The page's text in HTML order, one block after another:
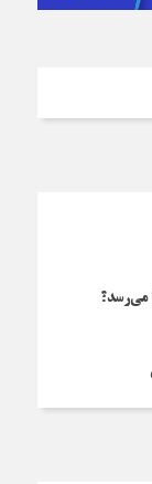
می‌رسد؟